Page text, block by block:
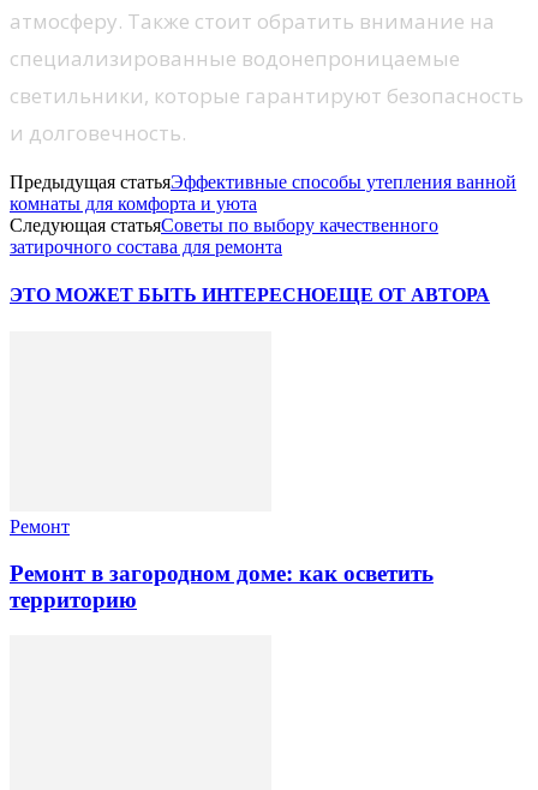
атмосферу. Также стоит обратить внимание на
специализированные водонепроницаемые
светильники, которые гарантируют безопасность
и долговечность.
Предыдущая статьяЭффективные способы утепления ванной
комнаты для комфорта и уюта
Следующая статьяСоветы по выбору качественного
затирочного состава для ремонта
ЭТО МОЖЕТ БЫТЬ ИНТЕРЕСНОЕЩЕ ОТ АВТОРА
Ремонт
Ремонт в загородном доме: как осветить
территорию